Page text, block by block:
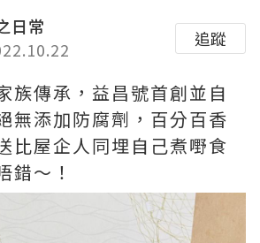
日常
追蹤
族傳承，益昌號首創並自
無添加防腐劑，百分百香
比屋企人同埋自己煮嘢食
錯～！